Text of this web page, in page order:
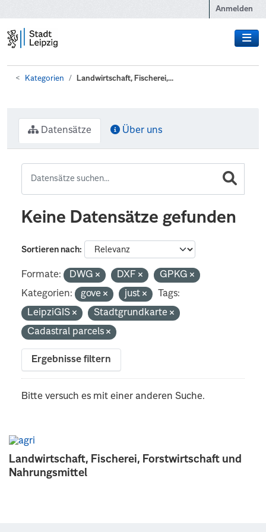
Anmelden
Kategorien Landwirtschaft, Fischerei,...
Landwirtschaft, Fischerei, Forstwirtschaft und
Nahrungsmittel
Datensätze Über uns
Keine Datensätze gefunden
Sortieren nach
Formate: DWG DXF
GPKG
Kategorien:
gove just
Tags:
LeipziGIS
Stadtgrundkarte
Cadastral parcels
Ergebnisse filtern
Bitte versuch es mit einer anderen Suche.